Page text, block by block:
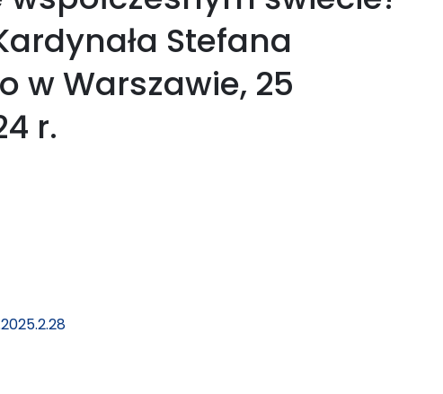
Stefana
w Warszawie, 25
r.